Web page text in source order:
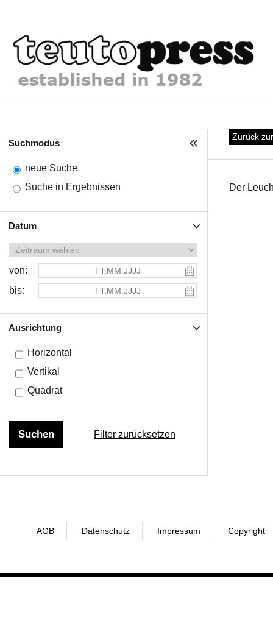
Suchmodus
neue Suche
Suche in Ergebnissen
Datum
von:
bis:
Ausrichtung
Horizontal
Vertikal
Quadrat
Filter zurücksetzen
Zurück
Der
AGB Datenschutz Impressum Copyright